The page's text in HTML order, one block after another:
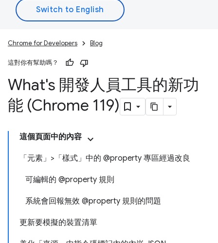
Chrome for Developers Blog
這對你有幫助嗎？
What's 開發人員工具的新功
能 (Chrome 119)
這個頁面中的內容
「元素」>「樣式」中的 @property 專區經過改良
可編輯的 @property 規則
系統會回報無效 @property 規則的問題
更新要模擬的裝置清單